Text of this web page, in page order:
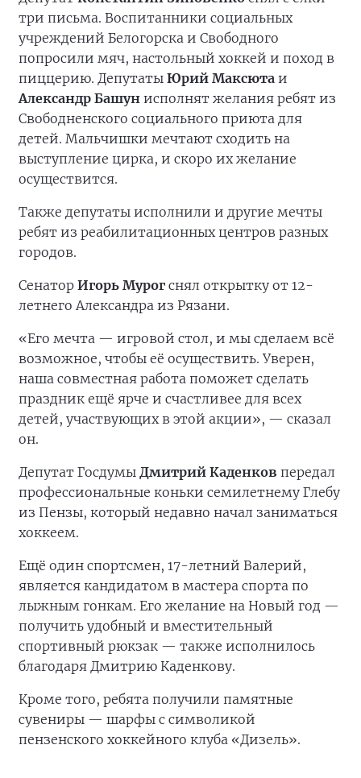
три письма. Воспитанники социальных
учреждений Белогорска и Свободного
попросили мяч, настольный хоккей и поход в
пиццерию. Депутаты Юрий Максюта и
Александр Башун исполнят желания ребят из
Свободненского социального приюта для
детей. Мальчишки мечтают сходить на
выступление цирка, и скоро их желание
осуществится.
Также депутаты исполнили и другие мечты
ребят из реабилитационных центров разных
городов.
Сенатор Игорь Мурог снял открытку от 12-
летнего Александра из Рязани.
«Его мечта — игровой стол, и мы сделаем всё
возможное, чтобы её осуществить. Уверен,
наша совместная работа поможет сделать
праздник ещё ярче и счастливее для всех
детей, участвующих в этой акции», — сказал
он.
Депутат Госдумы Дмитрий Каденков передал
профессиональные коньки семилетнему Глебу
из Пензы, который недавно начал заниматься
хоккеем.
Ещё один спортсмен, 17-летний Валерий,
является кандидатом в мастера спорта по
лыжным гонкам. Его желание на Новый год —
получить удобный и вместительный
спортивный рюкзак — также исполнилось
благодаря Дмитрию Каденкову.
Кроме того, ребята получили памятные
сувениры — шарфы с символикой
пензенского хоккейного клуба «Дизель».